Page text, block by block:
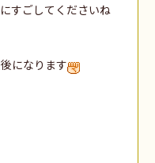
すごしてくださいね
になります